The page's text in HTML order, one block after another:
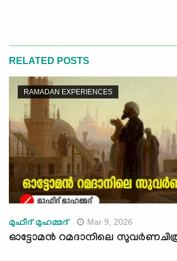
RELATED POSTS
RAMADAN EXPERIENCES
മുഫീദ് മുഹമ്മദ് Mar 9, 2026
ഓട്ടോമൻ റമദാനിലെ